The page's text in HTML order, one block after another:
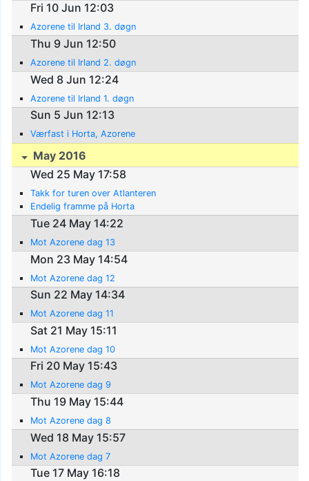
Fri 10 Jun 12:03
Azorene til Irland 3. døgn
Thu 9 Jun 12:50
Azorene til Irland 2. døgn
Wed 8 Jun 12:24
Azorene til Irland 1. døgn
Sun 5 Jun 12:13
Værfast i Horta, Azorene
May 2016
Wed 25 May 17:58
Takk for turen over Atlanteren
Endelig framme på Horta
Tue 24 May 14:22
Mot Azorene dag 13
Mon 23 May 14:54
Mot Azorene dag 12
Sun 22 May 14:34
Mot Azorene dag 11
Sat 21 May 15:11
Mot Azorene dag 10
Fri 20 May 15:43
Mot Azorene dag 9
Thu 19 May 15:44
Mot Azorene dag 8
Wed 18 May 15:57
Mot Azorene dag 7
Tue 17 May 16:18